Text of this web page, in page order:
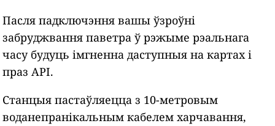
Пасля падключэння вашы ўзроўні
забруджвання паветра ў рэжыме рэальнага
часу будуць імгненна даступныя на картах і
праз API.
Станцыя пастаўляецца з 10-метровым
воданепранікальным кабелем харчавання,